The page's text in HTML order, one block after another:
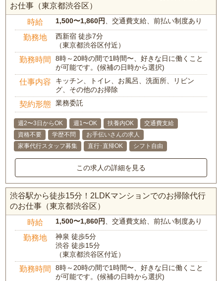
お仕事（東京都渋谷区）
時給 1,500〜1,860円 、交通費支給、前払い制度あり
勤務地
西新宿 徒歩7分
（東京都渋谷区付近）
勤務時間
8時～20時の間で1時間〜、好きな日に働くこと
が可能です。(候補の日時から選択)
仕事内容
キッチン、トイレ、お風呂、洗面所、リビン
グ、その他のお掃除
契約形態 業務委託
週2〜3日からOK 週1〜OK 扶養内OK
交通費支給
資格不要
学歴不問
お手伝いさんの求人
家事代行スタッフ募集
直行･直帰OK シフト自由
この求人の詳細を見る
渋谷駅から徒歩15分！2LDKマンションでのお掃除代行
のお仕事（東京都渋谷区）
時給 1,500〜1,860円 、交通費支給、前払い制度あり
勤務地
神泉 徒歩5分
渋谷 徒歩15分
（東京都渋谷区付近）
勤務時間
8時～20時の間で1時間〜、好きな日に働くこと
が可能です。(候補の日時から選択)